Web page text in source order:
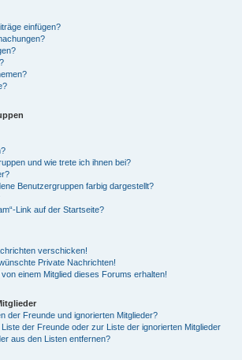
einfügen?
und wie trete ich ihnen bei?
Benutzergruppen farbig dargestellt?
Link auf der Startseite?
verschicken!
Private Nachrichten!
einem Mitglied dieses Forums erhalten!
der Freunde und ignorierten Mitglieder?
der Freunde oder zur Liste der ignorierten Mitglieder
aus den Listen entfernen?